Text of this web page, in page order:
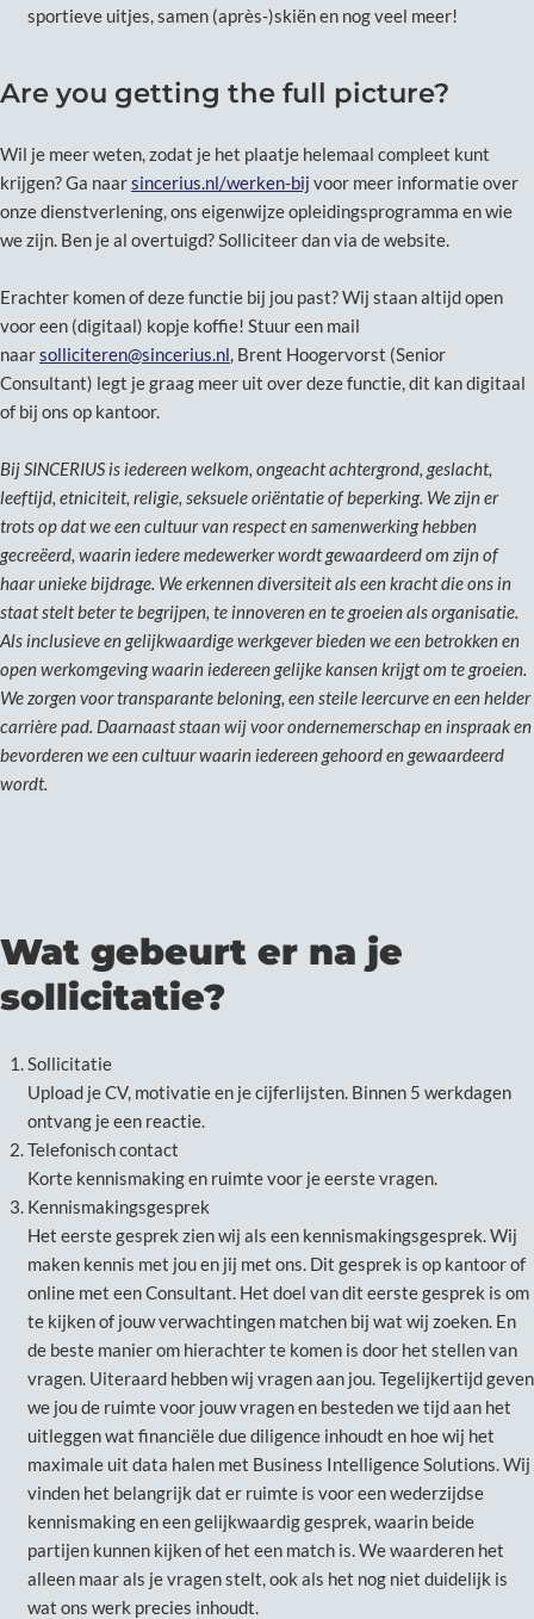
sportieve uitjes, samen (après-)skiën en nog veel meer!
Are you getting the full picture?
Wil je meer weten, zodat je het plaatje helemaal compleet kunt
krijgen? Ga naarsincerius.nl/werken-bij voor meer informatie over
onze dienstverlening, ons eigenwijze opleidingsprogramma en wie
we zijn. Ben je al overtuigd? Solliciteer dan via de website.
Erachter komen of deze functie bij jou past? Wij staan altijd open
voor een (digitaal) kopje koffie! Stuur een mail
naarsolliciteren@sincerius.nl, Brent Hoogervorst (Senior
Consultant) legt je graag meer uit over deze functie, dit kan digitaal
of bij ons op kantoor.
Bij SINCERIUS is iedereen welkom, ongeacht achtergrond, geslacht,
leeftijd, etniciteit, religie, seksuele oriëntatie of beperking. We zijn er
trots op dat we een cultuur van respect en samenwerking hebben
gecreëerd, waarin iedere medewerker wordt gewaardeerd om zijn of
haar unieke bijdrage. We erkennen diversiteit als een kracht die ons in
staat stelt beter te begrijpen, te innoveren en te groeien als organisatie.
Als inclusieve en gelijkwaardige werkgever bieden we een betrokken en
open werkomgeving waarin iedereen gelijke kansen krijgt om te groeien.
We zorgen voor transparante beloning, een steile leercurve en een helder
carrière pad. Daarnaast staan wij voor ondernemerschap en inspraak en
bevorderen we een cultuur waarin iedereen gehoord en gewaardeerd
wordt.
Wat gebeurt er na je
sollicitatie?
Sollicitatie
Upload je CV, motivatie en je cijferlijsten. Binnen 5 werkdagen
ontvang je een reactie.
Telefonisch contact
Korte kennismaking en ruimte voor je eerste vragen.
Kennismakingsgesprek
Het eerste gesprek zien wij als een kennismakingsgesprek. Wij
maken kennis met jou en jij met ons. Dit gesprek is op kantoor of
online met een Consultant. Het doel van dit eerste gesprek is om
te kijken of jouw verwachtingen matchen bij wat wij zoeken. En
de beste manier om hierachter te komen is door het stellen van
vragen. Uiteraard hebben wij vragen aan jou. Tegelijkertijd geven
we jou de ruimte voor jouw vragen en besteden we tijd aan het
uitleggen wat financiële due diligence inhoudt en hoe wij het
maximale uit data halen met Business Intelligence Solutions. Wij
vinden het belangrijk dat er ruimte is voor een wederzijdse
kennismaking en een gelijkwaardig gesprek, waarin beide
partijen kunnen kijken of het een match is. We waarderen het
alleen maar als je vragen stelt, ook als het nog niet duidelijk is
wat ons werk precies inhoudt.